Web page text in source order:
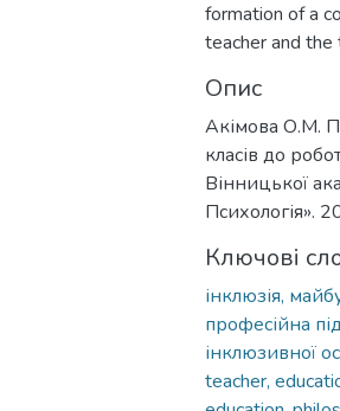
formation of a
teacher and
Опис
Акімова О.М.
класів до
Вінницької
Психологія».
Ключові
інклюзія,
професійна
інклюзивної
teacher,